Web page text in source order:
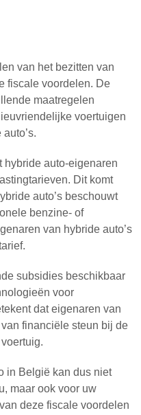
van het bezitten van
fiscale voordelen. De
maatregelen
voertuigen
hybride auto-eigenaren
Dit komt
auto’s beschouwt
benzine- of
van hybride auto’s
subsidies beschikbaar
voor
dat eigenaren van
financiële steun bij de
in België kan dus niet
maar ook voor uw
deze fiscale voordelen